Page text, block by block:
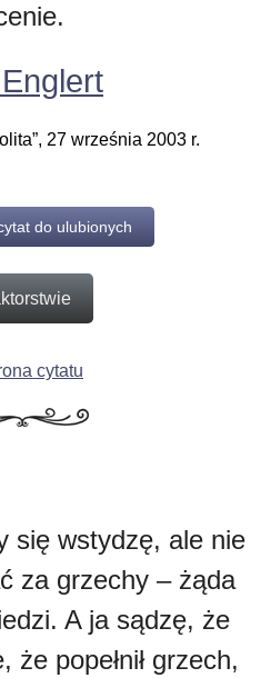
27 września 2003 r.
do ulubionych
cytatu
się wstydzę, ale nie
za grzechy – żąda
A ja sądzę, że
że popełnił grzech,